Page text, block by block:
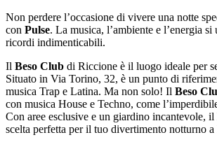
Non perdere l’occasione di vivere una notte
con Pulse. La musica, l’ambiente e l’energia
ricordi indimenticabili.
Il Beso Club di Riccione è il luogo ideale per
Situato in Via Torino, 32, è un punto di
musica Trap e Latina. Ma non solo! Il Beso
con musica House e Techno, come
Con aree esclusive e un giardino incantevole, il
scelta perfetta per il tuo divertimento notturno